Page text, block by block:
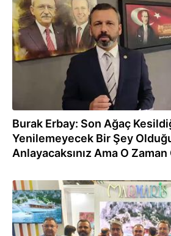
Burak Erbay: Son Ağaç
Yenilemeyecek Bir Şey
Anlayacaksınız Ama O
09.12.2022